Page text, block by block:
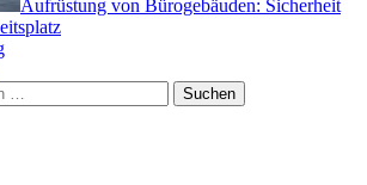
Aufrüstung von Bürogebäuden: Sicherheit